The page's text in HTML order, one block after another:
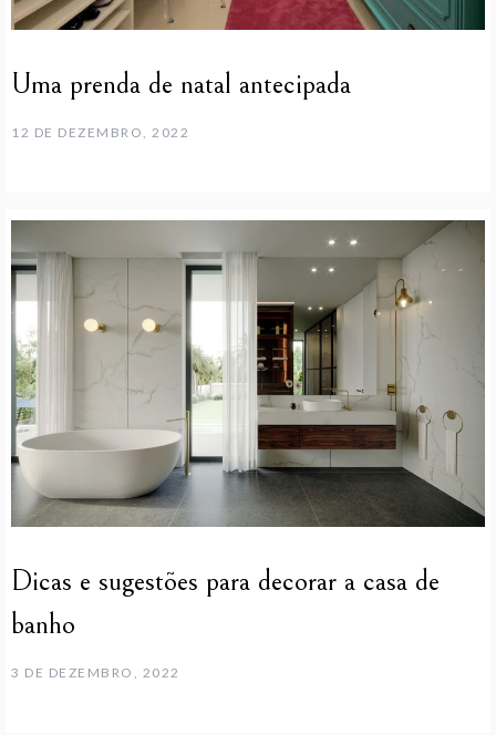
Uma prenda de natal antecipada
12 DE DEZEMBRO, 2022
Dicas e sugestões para decorar a casa de
banho
3 DE DEZEMBRO, 2022